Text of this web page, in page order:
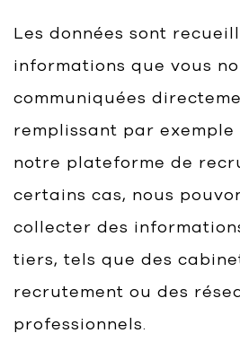
Les données sont
informations que vous
communiquées
remplissant par
notre plateforme de
certains cas, nous
collecter des
tiers, tels que des
recrutement ou des
professionnels.